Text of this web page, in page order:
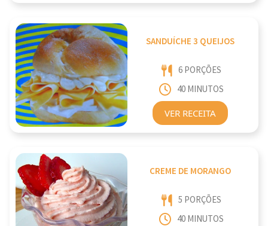
SANDUÍCHE 3 QUEIJOS
6 PORÇÕES
40 MINUTOS
VER RECEITA
CREME DE MORANGO
5 PORÇÕES
40 MINUTOS